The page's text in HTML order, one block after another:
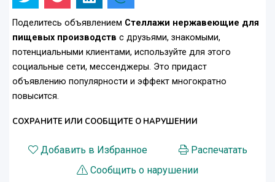
Поделитесь объявлением Стеллажи нержавеющие для
пищевых производств с друзьями, знакомыми,
потенциальными клиентами, используйте для этого
социальные сети, мессенджеры. Это придаст
объявлению популярности и эффект многократно
повысится.
СОХРАНИТЕ ИЛИ СООБЩИТЕ О НАРУШЕНИИ
Добавить в Избранное
Распечатать
Сообщить о нарушении